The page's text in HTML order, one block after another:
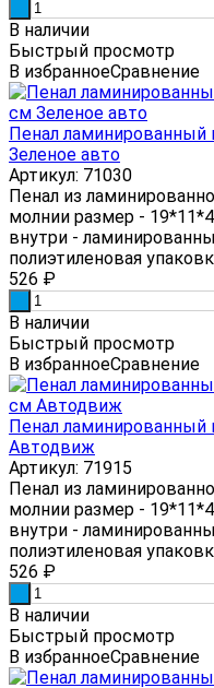
В наличии
Быстрый просмотр
В избранноеСравнение
Пенал ламинированный
Зеленое авто
Артикул: 71030
Пенал из
молнии размер -
внутри -
полиэтиленовая
526 ₽
В наличии
Быстрый просмотр
В избранноеСравнение
Пенал ламинированный
Автодвиж
Артикул: 71915
Пенал из
молнии размер -
внутри -
полиэтиленовая
526 ₽
В наличии
Быстрый просмотр
В избранноеСравнение